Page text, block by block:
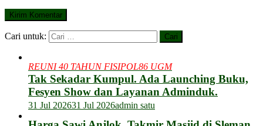
Cari untuk:
REUNI 40 TAHUN FISIPOL86 UGM
Tak Sekadar Kumpul. Ada Launching Buku,
Fesyen Show dan Layanan Adminduk.
31 Jul 202631 Jul 2026admin satu